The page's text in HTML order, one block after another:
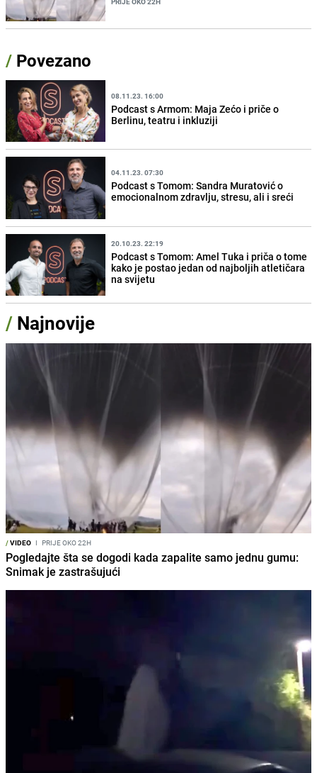
/ Povezano
08.11.23. 16:00
Podcast s Armom: Maja Zećo i priče o
Berlinu, teatru i inkluziji
04.11.23. 07:30
Podcast s Tomom: Sandra Muratović o
emocionalnom zdravlju, stresu, ali i sreći
20.10.23. 22:19
Podcast s Tomom: Amel Tuka i priča o tome
kako je postao jedan od najboljih atletičara
na svijetu
/ Najnovije
/VIDEO I PRIJE OKO 22H
Pogledajte šta se dogodi kada zapalite samo jednu gumu:
Snimak je zastrašujući